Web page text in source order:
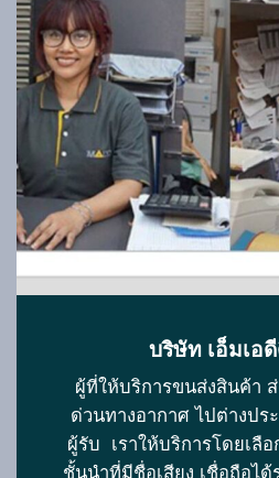
บริษัท เอ็มเอ
ผู้ที่ให้บริการขนส่งสินค้า
ด่วนทางอากาศ ไปต่างปร
ผู้รับ เราให้บริการโดยเลื
ชั้นนำที่มีชื่อเสียง เชื่อถือได้